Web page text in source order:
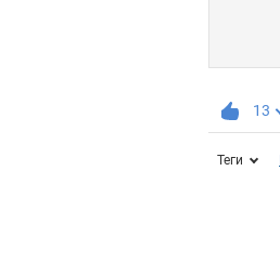
13
Теги